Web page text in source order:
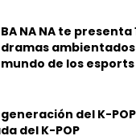
BA NA NA te presenta
dramas
mundo de los esports
del K-
del K-POP